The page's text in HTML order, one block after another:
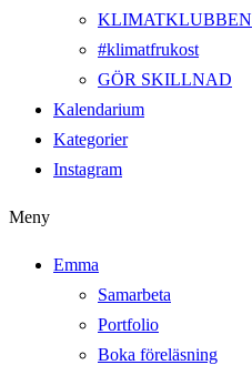
KLIMATKLUBBEN
#klimatfrukost
GÖR SKILLNAD
Kalendarium
Kategorier
Instagram
Meny
Emma
Samarbeta
Portfolio
Boka föreläsning